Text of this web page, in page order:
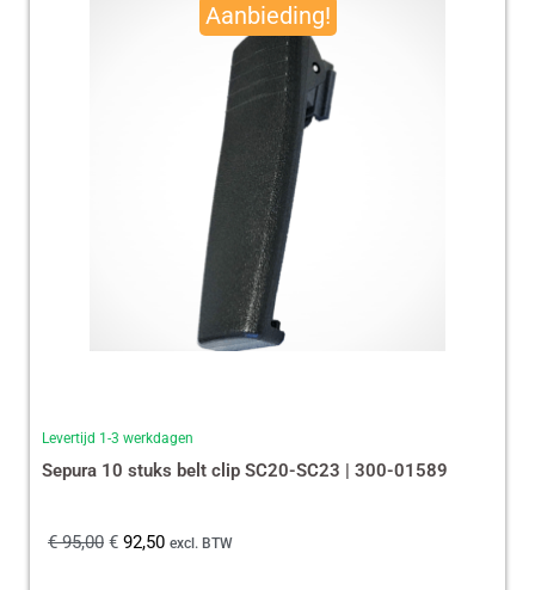
Aanbieding!
Levertijd 1-3 werkdagen
Sepura 10 stuks belt clip SC20-SC23 | 300-01589
€95,00 € 92,50 excl. BTW